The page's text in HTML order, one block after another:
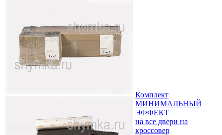
Комплект
МИНИМАЛЬНЫЙ
ЭФФЕКТ
на все двери на
кроссовер